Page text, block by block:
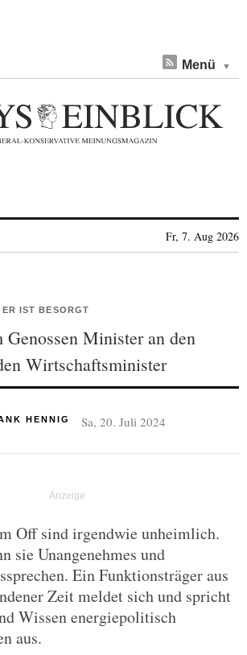
Menü
Fr, 7. Aug 2026
IST BESORGT
Minister an den
Wirtschaftsminister
HENNIG Sa, 20. Juli 2024
Off sind irgendwie unheimlich.
sie Unangenehmes und
Ein Funktionsträger aus
Zeit meldet sich und spricht
Wissen energiepolitisch
aus.